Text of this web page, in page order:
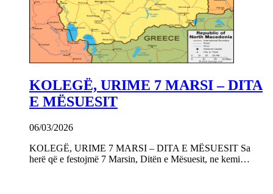
KOLEGË, URIME 7 MARSI – DITA
E MËSUESIT
06/03/2026
KOLEGË, URIME 7 MARSI – DITA E MËSUESIT Sa
herë që e festojmë 7 Marsin, Ditën e Mësuesit, ne kemi…